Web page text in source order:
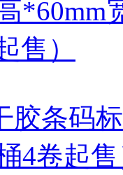
胶条码
4卷起